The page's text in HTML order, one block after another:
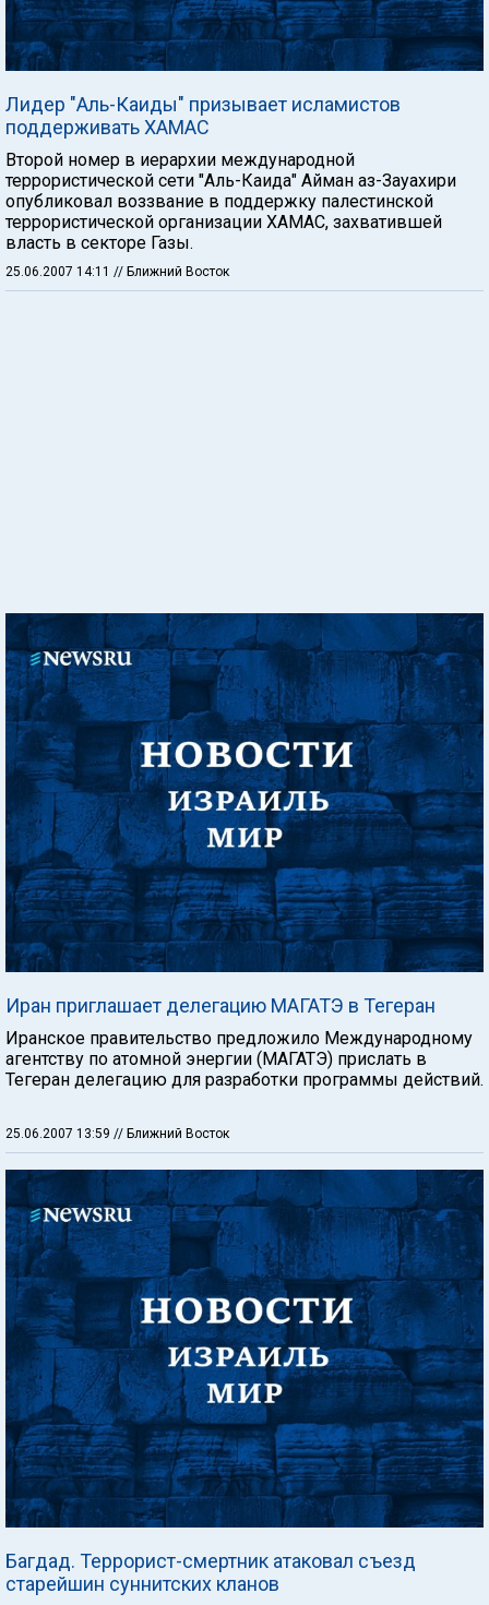
Лидер "Аль-Каиды" призывает исламистов
поддерживать ХАМАС
Второй номер в иерархии международной
террористической сети "Аль-Каида" Айман аз-Зауахири
опубликовал воззвание в поддержку палестинской
террористической организации ХАМАС, захватившей
власть в секторе Газы.
25.06.2007 14:11 // Ближний Восток
Иран приглашает делегацию МАГАТЭ в Тегеран
Иранское правительство предложило Международному
агентству по атомной энергии (МАГАТЭ) прислать в
Тегеран делегацию для разработки программы действий.
25.06.2007 13:59 // Ближний Восток
Багдад. Террорист-смертник атаковал съезд
старейшин суннитских кланов